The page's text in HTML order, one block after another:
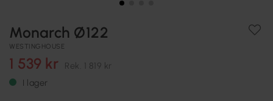
Monarch Ø122
WESTINGHOUSE
1 539 kr Rek. 1 819 kr
I lager